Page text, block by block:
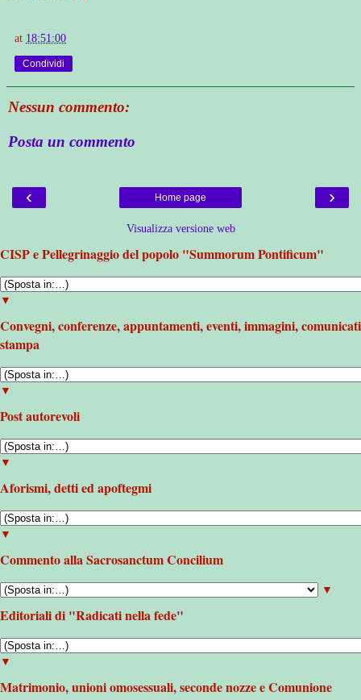
at 18:51:00
Condividi
Nessun commento:
Posta un commento
‹ ›
Home page
Visualizza versione web
CISP e Pellegrinaggio del popolo "Summorum Pontificum"
▼
Convegni, conferenze, appuntamenti, eventi, immagini, comunicati
stampa
▼
Post autorevoli
▼
Aforismi, detti ed apoftegmi
▼
Commento alla Sacrosanctum Concilium
▼
Editoriali di "Radicati nella fede"
▼
Matrimonio, unioni omosessuali, seconde nozze e Comunione